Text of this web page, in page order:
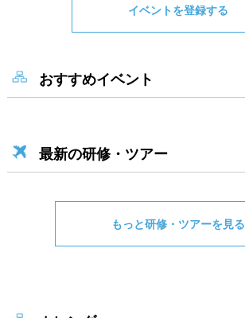
イベントを登録する
おすすめイベント
最新の研修・ツアー
もっと研修・ツアーを見る